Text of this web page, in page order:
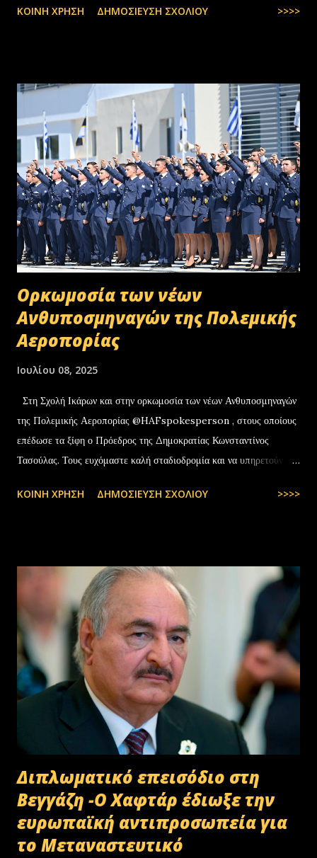
ΚΟΙΝΉ ΧΡΉΣΗ ΔΗΜΟΣΊΕΥΣΗ ΣΧΟΛΊΟΥ >>>>
Oρκωμοσία των νέων
Ανθυποσμηναγών της Πολεμικής
Αεροπορίας
Ιουλίου 08, 2025
Στη Σχολή Ικάρων και στην ορκωμοσία των νέων Ανθυποσμηναγών
της Πολεμικής Αεροπορίας @HAFspokesperson , στους οποίους
επέδωσε τα ξίφη ο Πρόεδρος της Δημοκρατίας Κωνσταντίνος
Τασούλας. Τους ευχόμαστε καλή σταδιοδρομία και να υπηρετούν με
pic.twitter.com/t6bNFBH5Ce — Nikos Dendias
ΚΟΙΝΉ ΧΡΉΣΗ ΔΗΜΟΣΊΕΥΣΗ ΣΧΟΛΊΟΥ >>>>
Διπλωματικό επεισόδιο στη
Βεγγάζη -Ο Χαφτάρ έδιωξε την
ευρωπαϊκή αντιπροσωπεία για
το Μεταναστευτικό